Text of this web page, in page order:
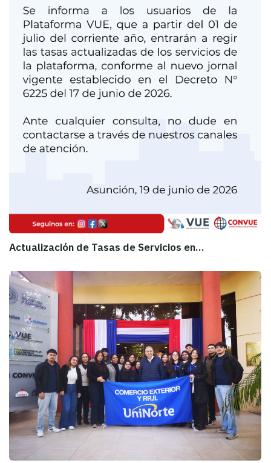
Actualización de Tasas de Servicios en…